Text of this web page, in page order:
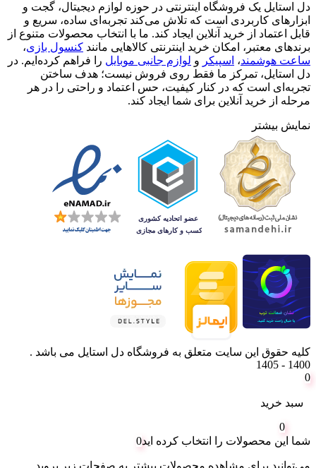
دل استایل یک فروشگاه اینترنتی در حوزه لوازم دیجیتال، گجت و
ابزارهای کاربردی است که تلاش می‌کند تجربه‌ای ساده، سریع و
قابل اعتماد از خرید آنلاین ایجاد کند. ما با انتخاب محصولات متنوع از
برندهای معتبر، امکان خرید اینترنتی کالاهایی مانند کنسول بازی،
ساعت هوشمند، اسپیکر و لوازم جانبی موبایل را فراهم کرده‌ایم. در
دل استایل، تمرکز ما فقط روی فروش نیست؛ هدف ساختن
تجربه‌ای است که در کنار کیفیت، حس اعتماد و راحتی را در هر
مرحله از خرید آنلاین برای شما ایجاد کند.
نمایش بیشتر
کلیه حقوق این سایت متعلق به فروشگاه دل استایل می باشد .
1400 - 1405
0
سبد خرید
0
شما این محصولات را انتخاب کرده اید0